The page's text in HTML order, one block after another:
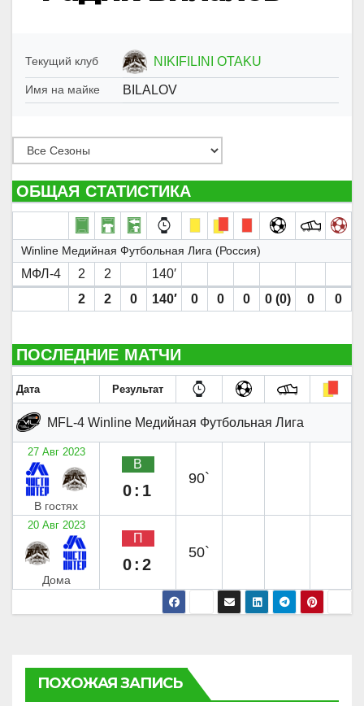
Текущий клуб NIKIFILINI OTAKU
Имя на майке BILALOV
ОБЩАЯ СТАТИСТИКА
Winline Медийная Футбольная Лига (Россия)
МФЛ-4 2 2
140′
2
2 0 140′ 0 0 0 0 (0) 0 0
ПОСЛЕДНИЕ МАТЧИ
Дата Результат
MFL-4 Winline Медийная Футбольная Лига
27 Авг 2023
В гостях
В
0:1
90`
20 Авг 2023
Дома
П
0:2
50`
ПОХОЖАЯ ЗАПИСЬ